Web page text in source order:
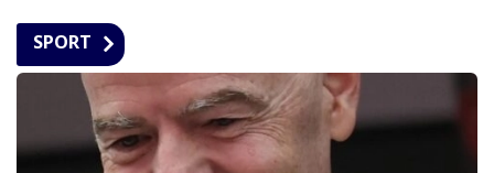
SPORT